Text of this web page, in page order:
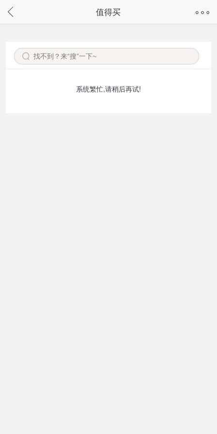
请通过微信或支付宝搜“奇兔客小程序”访问
值得买
系统繁忙,请稍后再试!